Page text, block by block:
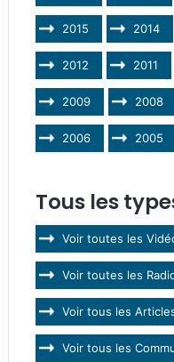
2015 2014
2012 2011
2009 2008
2006 2005
Tous les
Voir toutes les
Voir toutes les
Voir tous les
Voir tous les